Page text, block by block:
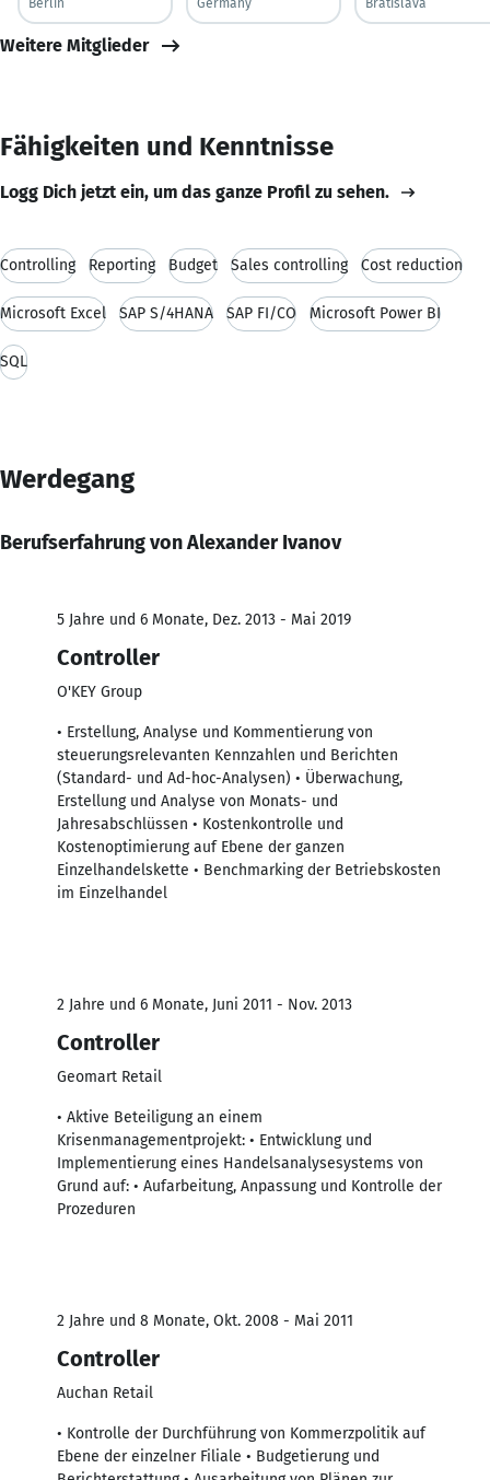
Weitere Mitglieder
Fähigkeiten und Kenntnisse
Logg Dich jetzt ein, um das ganze Profil zu sehen.
Controlling Reporting Budget Sales controlling Cost reduction
Microsoft Excel SAP S/4HANA SAP FI/CO Microsoft Power BI
SQL
Werdegang
Berufserfahrung von Alexander Ivanov
5 Jahre und 6 Monate, Dez. 2013 - Mai 2019
Controller
O'KEY Group
• Erstellung, Analyse und Kommentierung von
steuerungsrelevanten Kennzahlen und Berichten
(Standard- und Ad-hoc-Analysen) • Überwachung,
Erstellung und Analyse von Monats- und
Jahresabschlüssen • Kostenkontrolle und
Kostenoptimierung auf Ebene der ganzen
Einzelhandelskette • Benchmarking der Betriebskosten
im Einzelhandel
2 Jahre und 6 Monate, Juni 2011 - Nov. 2013
Controller
Geomart Retail
• Aktive Beteiligung an einem
Krisenmanagementprojekt: • Entwicklung und
Implementierung eines Handelsanalysesystems von
Grund auf: • Aufarbeitung, Anpassung und Kontrolle der
Prozeduren
2 Jahre und 8 Monate, Okt. 2008 - Mai 2011
Controller
Auchan Retail
• Kontrolle der Durchführung von Kommerzpolitik auf
Ebene der einzelner Filiale • Budgetierung und